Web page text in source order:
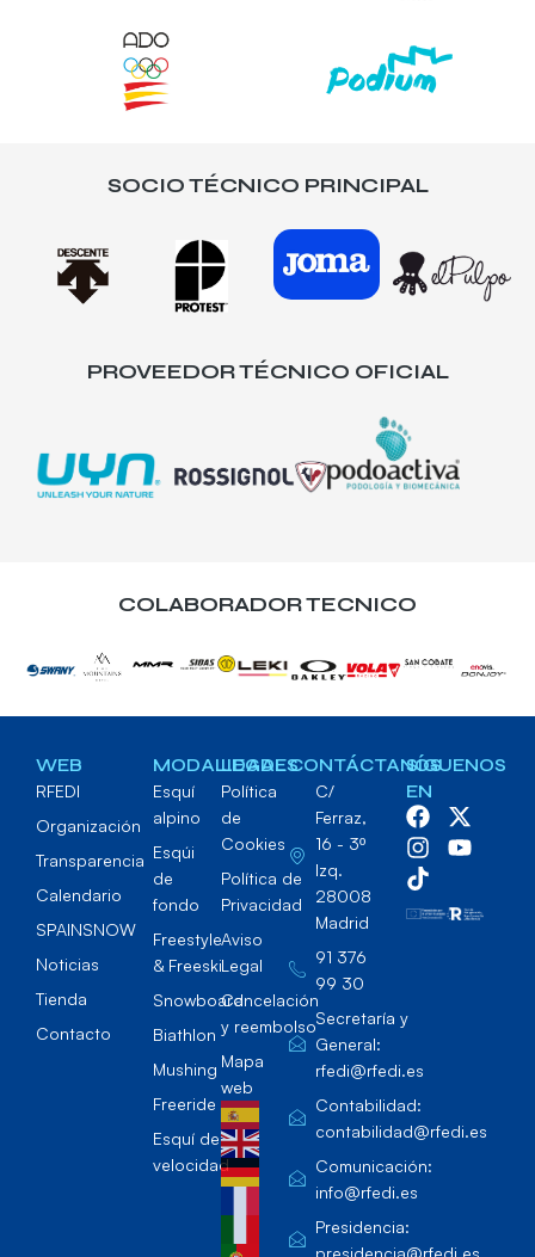
SOCIO TÉCNICO PRINCIPAL
PROVEEDOR TÉCNICO OFICIAL
COLABORADOR TECNICO
WEB
RFEDI
Organización
Transparencia
Calendario
SPAINSNOW
Noticias
Tienda
Contacto
MODALIDADES
Esquí
alpino
Esqúi
de
fondo
Freestyle
& Freeski
Snowboard
Biathlon
Mushing
Freeride
Esquí de
velocidad
LEGAL
Política
de
Cookies
Política de
Privacidad
Aviso
Legal
Cancelación
y reembolso
Mapa
web
CONTÁCTANOS
C/
Ferraz,
16 - 3º
Izq.
28008
Madrid
91 376
99 30
Secretaría y
General:
rfedi@rfedi.es
Contabilidad:
contabilidad@rfedi.es
Comunicación:
info@rfedi.es
Presidencia:
presidencia@rfedi.es
SÍGUENOS
EN